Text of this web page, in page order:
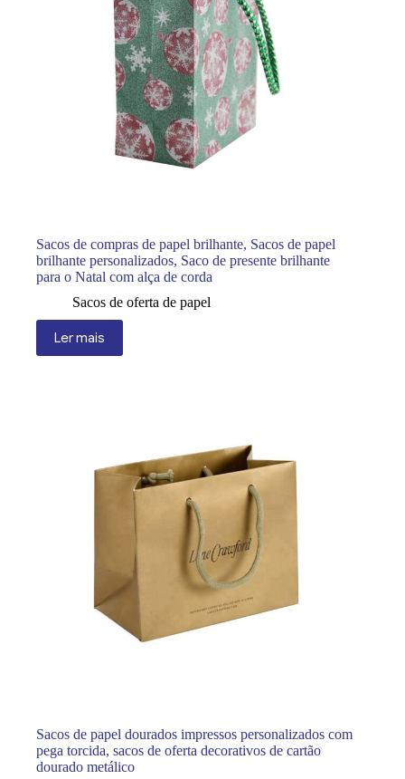
Sacos de compras de papel brilhante, Sacos de papel
brilhante personalizados, Saco de presente brilhante
para o Natal com alça de corda
Sacos de oferta de papel
Ler mais
Sacos de papel dourados impressos personalizados com
pega torcida, sacos de oferta decorativos de cartão
dourado metálico